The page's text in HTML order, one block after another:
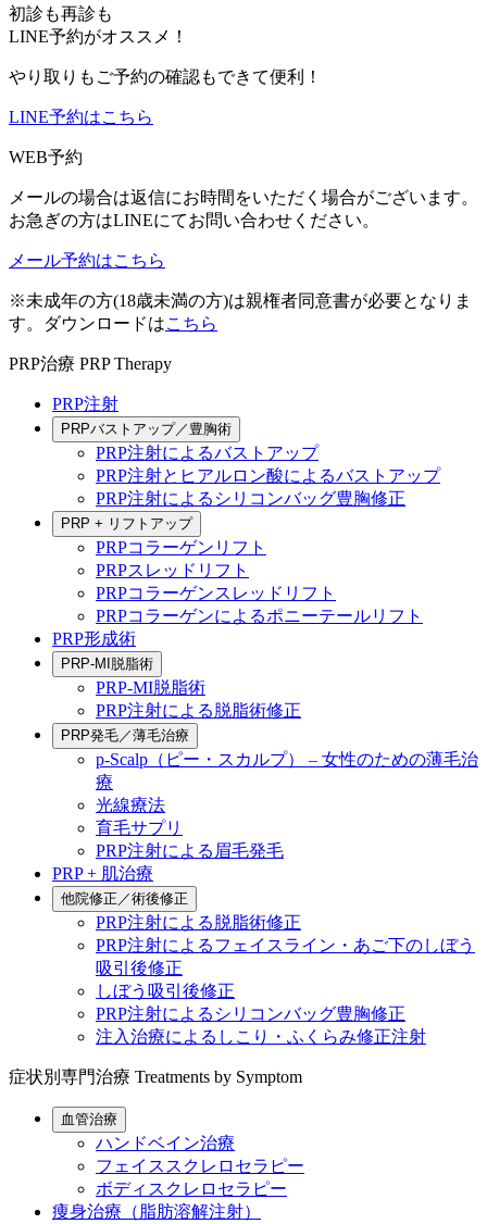
初診も再診も
LINE予約がオススメ！
やり取りもご予約の確認もできて便利！
LINE予約はこちら
WEB予約
メールの場合は返信にお時間をいただく場合がございます。
お急ぎの方はLINEにてお問い合わせください。
メール予約はこちら
※未成年の方(18歳未満の方)は親権者同意書が必要となりま
す。ダウンロードはこちら
PRP治療 PRP Therapy
PRP注射
PRPバストアップ／豊胸術
PRP注射によるバストアップ
PRP注射とヒアルロン酸によるバストアップ
PRP注射によるシリコンバッグ豊胸修正
PRP + リフトアップ
PRPコラーゲンリフト
PRPスレッドリフト
PRPコラーゲンスレッドリフト
PRPコラーゲンによるポニーテールリフト
PRP形成術
PRP-MI脱脂術
PRP-MI脱脂術
PRP注射による脱脂術修正
PRP発毛／薄毛治療
p-Scalp（ピー・スカルプ） – 女性のための薄毛治
療
光線療法
育毛サプリ
PRP注射による眉毛発毛
PRP + 肌治療
他院修正／術後修正
PRP注射による脱脂術修正
PRP注射によるフェイスライン・あご下のしぼう
吸引後修正
しぼう吸引後修正
PRP注射によるシリコンバッグ豊胸修正
注入治療によるしこり・ふくらみ修正注射
症状別専門治療 Treatments by Symptom
血管治療
ハンドベイン治療
フェイススクレロセラピー
ボディスクレロセラピー
痩身治療（脂肪溶解注射）